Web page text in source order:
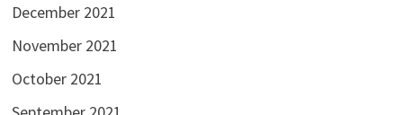
December 2021
November 2021
October 2021